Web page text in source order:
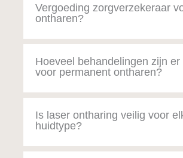
Vergoeding zorgverzekeraar
ontharen?
Hoeveel behandelingen zijn er
voor permanent ontharen?
Is laser ontharing veilig voor
huidtype?